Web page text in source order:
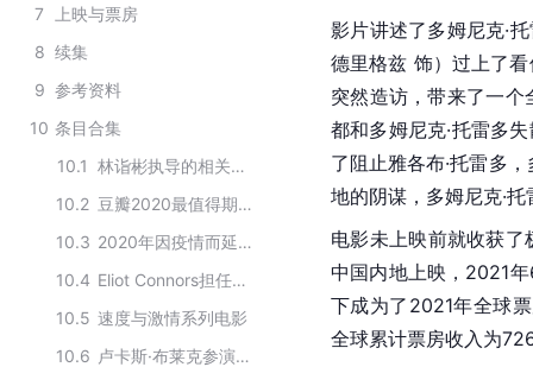
7
上映与票房
8 续集
9 参考资料
10 条目合集
10.1
林诣彬执导的相关影视作品
10.2
豆瓣2020最值得期待外语电影
10.3
2020年因疫情而延迟上映的电影
10.4
Eliot Connors担任声音部门的电影
10.5 速度与激情系列电影
10.6
卢卡斯·布莱克参演的影视作品
影片讲述了多姆尼克·
德里格兹 饰）过上了
突然造访，带来了一
都和多姆尼克·托雷多
了阻止雅各布·托雷多
地的阴谋，多姆尼克·
电影未上映前就收获
中国内地上映，2021
下成为了2021年全球
全球累计票房收入为